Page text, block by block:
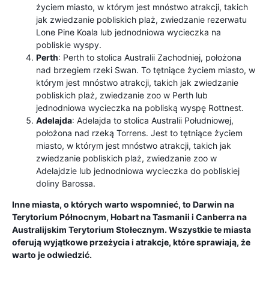
życiem miasto, w którym jest mnóstwo atrakcji, takich
jak zwiedzanie pobliskich plaż, zwiedzanie rezerwatu
Lone Pine Koala lub jednodniowa wycieczka na
pobliskie wyspy.
Perth: Perth to stolica Australii Zachodniej, położona
nad brzegiem rzeki Swan. To tętniące życiem miasto, w
którym jest mnóstwo atrakcji, takich jak zwiedzanie
pobliskich plaż, zwiedzanie zoo w Perth lub
jednodniowa wycieczka na pobliską wyspę Rottnest.
Adelajda: Adelajda to stolica Australii Południowej,
położona nad rzeką Torrens. Jest to tętniące życiem
miasto, w którym jest mnóstwo atrakcji, takich jak
zwiedzanie pobliskich plaż, zwiedzanie zoo w
Adelajdzie lub jednodniowa wycieczka do pobliskiej
doliny Barossa.
Inne miasta, o których warto wspomnieć, to Darwin na
Terytorium Północnym, Hobart na Tasmanii i Canberra na
Australijskim Terytorium Stołecznym. Wszystkie te miasta
oferują wyjątkowe przeżycia i atrakcje, które sprawiają, że
warto je odwiedzić.